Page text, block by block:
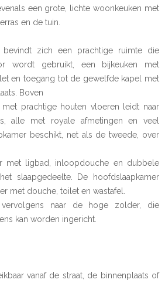
een grote, lichte woonkeuken met
en de tuin.
zich een prachtige ruimte die
wordt gebruikt, een bijkeuken met
en toegang tot de gewelfde kapel met
Boven
prachtige houten vloeren leidt naar
alle met royale afmetingen en veel
beschikt, net als de tweede, over
met ligbad, inloopdouche en dubbele
slaapgedeelte. De hoofdslaapkamer
met douche, toilet en wastafel.
naar de hoge zolder, die
kan worden ingericht.
vanaf de straat, de binnenplaats of